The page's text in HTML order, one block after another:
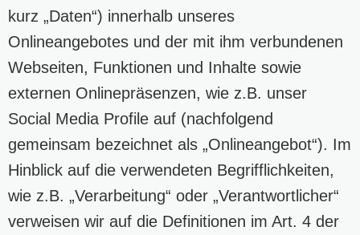
kurz „Daten“) innerhalb unseres
Onlineangebotes und der mit ihm verbundenen
Webseiten, Funktionen und Inhalte sowie
externen Onlinepräsenzen, wie z.B. unser
Social Media Profile auf (nachfolgend
gemeinsam bezeichnet als „Onlineangebot“). Im
Hinblick auf die verwendeten Begrifflichkeiten,
wie z.B. „Verarbeitung“ oder „Verantwortlicher“
verweisen wir auf die Definitionen im Art. 4 der